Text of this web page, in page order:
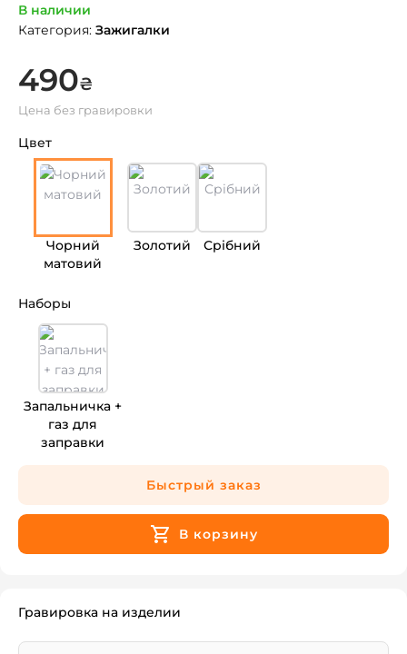
В наличии
Категория: Зажигалки
490₴
Цена без гравировки
Цвет
Чорний
матовий
Золотий Срібний
Наборы
Запальничка +
газ для
заправки
Быстрый заказ
В корзину
Гравировка на изделии